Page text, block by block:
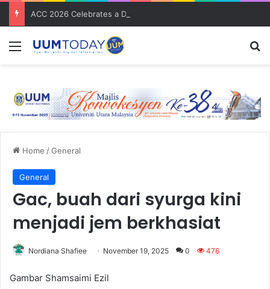
Menu
Home /General
General
Gac, buah dari syurga kini
menjadi jem berkhasiat
Nordiana Shafiee November 19, 2025 0 476
Gambar Shamsaimi Ezil